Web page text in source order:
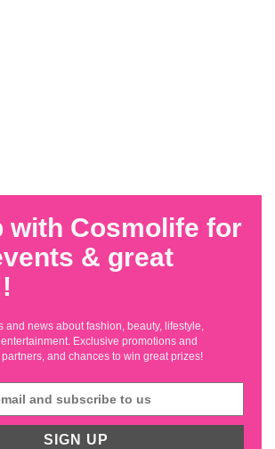
with Cosmolife for
& great
and news about fashion, beauty, lifestyle,
Exclusive promotions and
and chances to win great prizes!
SIGN UP